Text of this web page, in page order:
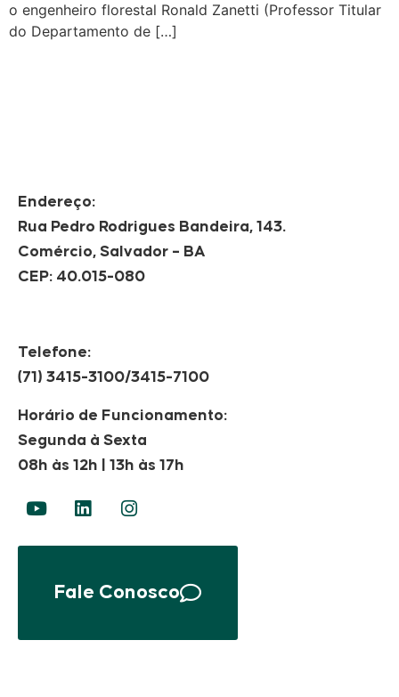
o engenheiro florestal Ronald Zanetti (Professor Titular
do Departamento de […]
Endereço:
Rua Pedro Rodrigues Bandeira, 143.
Comércio, Salvador – BA
CEP: 40.015-080
Telefone:
(71) 3415-3100/3415-7100
Horário de Funcionamento:
Segunda à Sexta
08h às 12h | 13h às 17h
Fale Conosco